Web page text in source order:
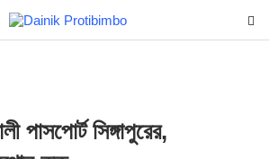
পাসপোর্ট সিঙ্গাপুরের,